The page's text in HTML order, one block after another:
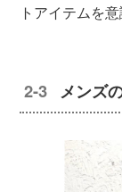
トアイテムを
メンズ